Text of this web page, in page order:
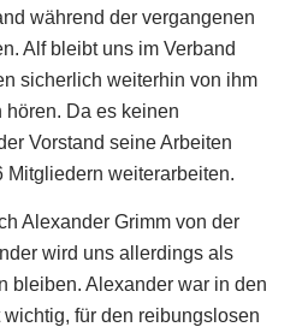
während der vergangenen
Alf bleibt uns im Verband
sicherlich weiterhin von ihm
Da es keinen
Vorstand seine Arbeiten
Mitgliedern weiterarbeiten.
Alexander Grimm von der
wird uns allerdings als
bleiben. Alexander war in den
für den reibungslosen